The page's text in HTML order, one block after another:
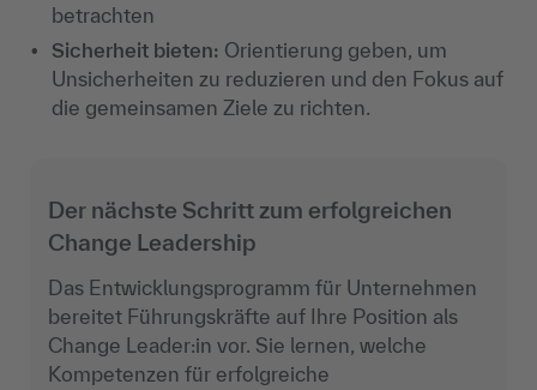
betrachten
Sicherheit bieten: Orientierung geben, um
Unsicherheiten zu reduzieren und den Fokus auf
die gemeinsamen Ziele zu richten.
Der nächste Schritt zum erfolgreichen
Change Leadership
Das Entwicklungsprogramm für Unternehmen
bereitet Führungskräfte auf Ihre Position als
Change Leader:in vor. Sie lernen, welche
Kompetenzen für erfolgreiche